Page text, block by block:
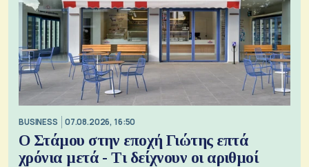
BUSINESS 07.08.2026, 16:50
Ο Στάμου στην εποχή Γιώτης επτά
χρόνια μετά - Τι δείχνουν οι αριθμοί